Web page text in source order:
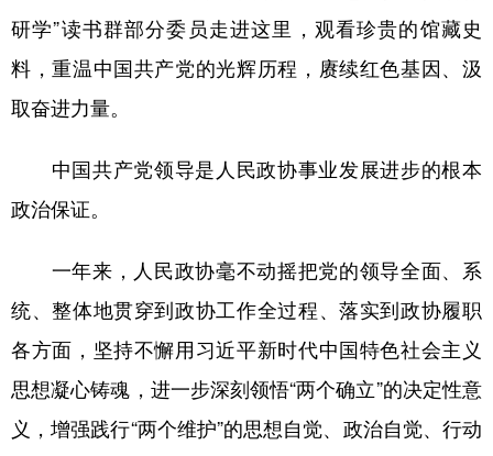
山东 河南 湖北 湖南
广东 广西 海南 重庆
陕西 甘肃 青海 宁夏
新疆
多语种频道
English Español Français عربى
Русский язык 日本語 한국어
Deutsch Português
研学”读书群部分委员走进这里，观看珍贵的馆藏史
料，重温中国共产党的光辉历程，赓续红色基因、汲
取奋进力量。
中国共产党领导是人民政协事业发展进步的根本
政治保证。
一年来，人民政协毫不动摇把党的领导全面、系
统、整体地贯穿到政协工作全过程、落实到政协履职
各方面，坚持不懈用习近平新时代中国特色社会主义
思想凝心铸魂，进一步深刻领悟“两个确立”的决定性意
义，增强践行“两个维护”的思想自觉、政治自觉、行动